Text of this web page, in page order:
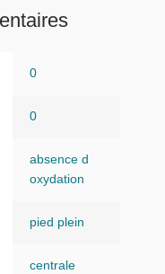
0
0
absence d
oxydation
pied plein
centrale